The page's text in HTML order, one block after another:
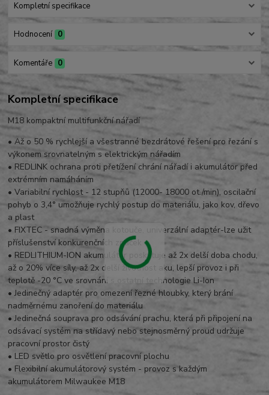
Kompletní specifikace
Hodnocení 0
Komentáře 0
Kompletní specifikace
M18 kompaktní multifunkční nářadí
• Až o 50 % rychlejší a všestranné bezdrátové řešení pro řezání s
výkonem srovnatelným s elektrickým nářadím
• REDLINK ochrana proti přetížení chrání nářadí i akumulátor před
extrémním namáháním
• Variabilní rychlost - 12 stupňů (12000- 18000 ot./min), oscilační
pohyb o 3,4° umožňuje rychlý postup do materiálu, jako kov, dřevo
a plast
• FIXTEC - snadná výměna kotouče, univerzální adaptér-lze užit
příslušenství konkurenčních značek
• REDLITHIUM-ION akumulátor poskytuje až 2x delší doba chodu,
až o 20% více síly, až 2x delší životnost aku, lepší provoz i při
teplotě -20 °C ve srovnání s ostatní technologie Li-Ion
• Jedinečný adaptér pro omezení řezné hloubky, který brání
nadměrnému zanoření do materiálu
• Jedinečná souprava pro odsávání prachu, která při připojení na
odsávací systém na střídavý nebo stejnosměrný proud udržuje
pracovní prostor čistý
• LED světlo pro osvětlení pracovní plochu
• Flexibilní akumulátorový systém - provoz s každým
akumulátorem Milwaukee M18